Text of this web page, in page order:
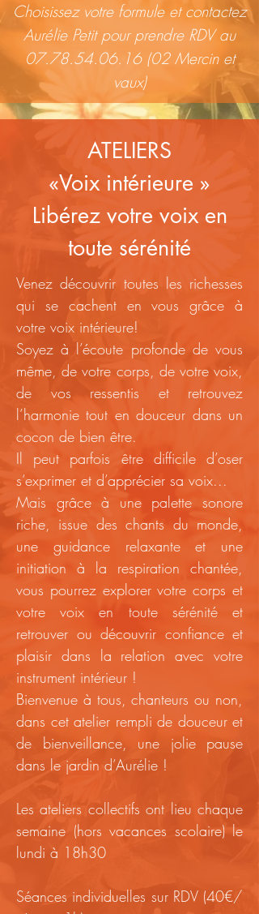
Choisissezvotre formule et contactez
Aurélie Petit pour prendre RDV au
07.78.54.06.16 (02Mercin et
vaux)
ATELIERS
«Voix intérieure »
Libérez votre voix en
toute sérénité
Venez découvrir toutes les richesses
qui se cachent en vous grâce à
votre voix intérieure!
Soyez à l’écoute profonde de vous
même, de votre corps, de votre voix,
de vos ressentis et retrouvez
l’harmonie tout en douceur dans un
cocon de bien être.
Il peut parfois être difficile d’oser
s’exprimer et d’apprécier sa voix...
Mais grâce à une palette sonore
riche, issue des chants du monde,
une guidance relaxante et une
initiation à la respiration chantée,
vous pourrez explorer votre corps et
votre voix en toute sérénité et
retrouver ou découvrir confiance et
plaisir dans la relation avec votre
instrument intérieur !
Bienvenue à tous, chanteurs ou non,
dans cet atelier rempli de douceur et
de bienveillance, une jolie pause
dans le jardin d’Aurélie !
Les ateliers collectifs ont lieu chaque
semaine (hors vacances scolaire) le
lundi à 18h30
Séances individuelles sur RDV (40€/